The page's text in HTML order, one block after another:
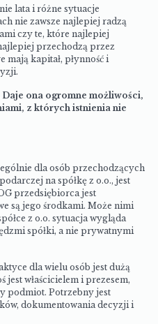
lata i różne sytuacje
nie zawsze najlepiej radzą
czy te, które najlepiej
przechodzą przez
kapitał, płynność i
ona ogromne możliwości,
z których istnienia nie
dla osób przechodzących
na spółkę z o.o., jest
przedsiębiorca jest
są jego środkami. Może nimi
z o.o. sytuacja wygląda
spółki, a nie prywatnymi
dla wielu osób jest dużą
jest właścicielem i prezesem,
podmiot. Potrzebny jest
dokumentowania decyzji i